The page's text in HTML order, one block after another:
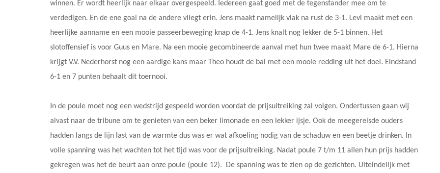
winnen. Er wordt heerlijk naar elkaar overgespeeld. Iedereen gaat goed met de tegenstander mee om te
verdedigen. En de ene goal na de andere vliegt erin. Jens maakt namelijk vlak na rust de 3-1. Levi maakt met een
heerlijke aanname en een mooie passeerbeweging knap de 4-1. Jens knalt nog lekker de 5-1 binnen. Het
slotoffensief is voor Guus en Mare. Na een mooie gecombineerde aanval met hun twee maakt Mare de 6-1. Hierna
krijgt V.V. Nederhorst nog een aardige kans maar Theo houdt de bal met een mooie redding uit het doel. Eindstand
6-1 en 7 punten behaalt dit toernooi.
In de poule moet nog een wedstrijd gespeeld worden voordat de prijsuitreiking zal volgen. Ondertussen gaan wij
alvast naar de tribune om te genieten van een beker limonade en een lekker ijsje. Ook de meegereisde ouders
hadden langs de lijn last van de warmte dus was er wat afkoeling nodig van de schaduw en een beetje drinken. In
volle spanning was het wachten tot het tijd was voor de prijsuitreiking. Nadat poule 7 t/m 11 allen hun prijs hadden
gekregen was het de beurt aan onze poule (poule 12). De spanning was te zien op de gezichten. Uiteindelijk met